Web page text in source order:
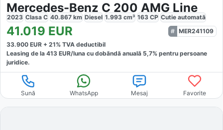
Mercedes-Benz C 200 AMG Line
2023 Clasa C 40.867 km Diesel 1.993 cm³ 163 CP Cutie automată
41.019 EUR
MER241109
33.900 EUR + 21% TVA deductibil
Leasing de la 413 EUR/luna cu dobăndă anuală 5,7% pentru persoane
juridice.
Sună WhatsApp Mesaj Favorite